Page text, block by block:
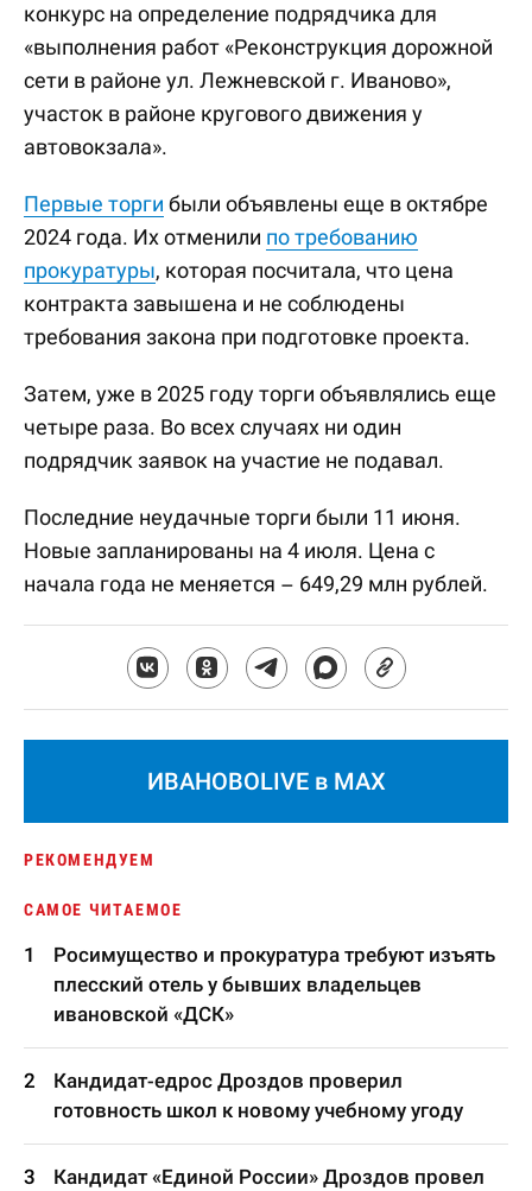
конкурс на определение подрядчика для
«выполнения работ «Реконструкция дорожной
сети в районе ул. Лежневской г. Иваново»,
участок в районе кругового движения у
автовокзала».
Первые торги были объявлены еще в октябре
2024 года. Их отменили по требованию
прокуратуры, которая посчитала, что цена
контракта завышена и не соблюдены
требования закона при подготовке проекта.
Затем, уже в 2025 году торги объявлялись еще
четыре раза. Во всех случаях ни один
подрядчик заявок на участие не подавал.
Последние неудачные торги были 11 июня.
Новые запланированы на 4 июля. Цена с
начала года не меняется – 649,29 млн рублей.
ИВАНОВОLIVE в MAX
РЕКОМЕНДУЕМ
САМОЕ ЧИТАЕМОЕ
Росимущество и прокуратура требуют изъять
плесский отель у бывших владельцев
ивановской «ДСК»
Кандидат-едрос Дроздов проверил
готовность школ к новому учебному угоду
Кандидат «Единой России» Дроздов провел